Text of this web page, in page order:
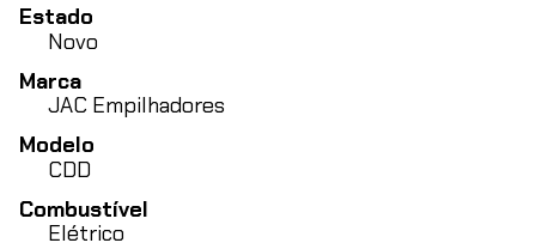
Estado
Novo
Marca
JAC Empilhadores
Modelo
CDD
Combustível
Elétrico